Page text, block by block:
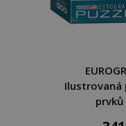
Ilustrovaná
prvků